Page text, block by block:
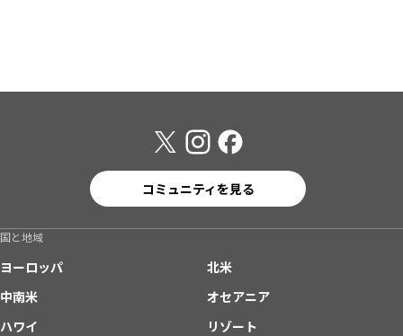
コミュニティを見る
国と地域
ヨーロッパ
北米
中南米
オセアニア
ハワイ
リゾート